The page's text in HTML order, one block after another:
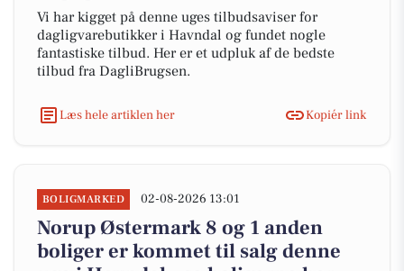
Vi har kigget på denne uges tilbudsaviser for
dagligvarebutikker i Havndal og fundet nogle
fantastiske tilbud. Her er et udpluk af de bedste
tilbud fra DagliBrugsen.
Læs hele artiklen her Kopiér link
BOLIGMARKED 02-08-2026 13:01
Norup Østermark 8 og 1 anden
boliger er kommet til salg denne